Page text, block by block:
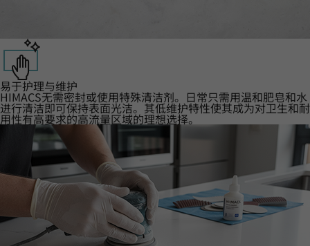
易于护理与维护
HIMACS无需密封或使用特殊清洁剂。日常只需用温和肥皂和水
进行清洁即可保持表面光洁。其低维护特性使其成为对卫生和耐
用性有高要求的高流量区域的理想选择。